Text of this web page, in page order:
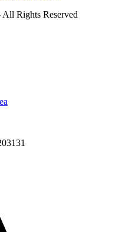
All Rights Reserved